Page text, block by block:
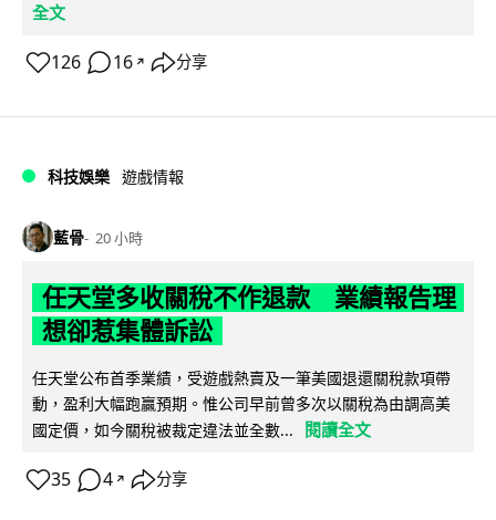
全文
126 16 ↗ 分享
科技娛樂 遊戲情報
藍骨 20 小時
任天堂多收關稅不作退款 業績報告理
想卻惹集體訴訟
任天堂公布首季業績，受遊戲熱賣及一筆美國退還關稅款項帶
動，盈利大幅跑贏預期。惟公司早前曾多次以關稅為由調高美
國定價，如今關稅被裁定違法並全數...
閱讀全文
35 4 ↗ 分享